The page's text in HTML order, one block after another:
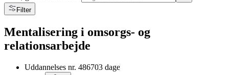
Filter
Mentalisering i omsorgs- og
relationsarbejde
Uddannelses nr. 486703 dage